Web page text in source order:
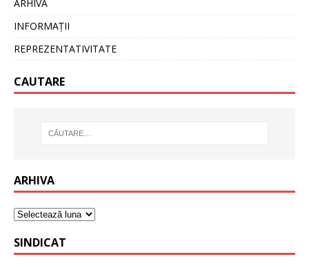
ARHIVA
INFORMAȚII
REPREZENTATIVITATE
CAUTARE
ARHIVA
SINDICAT